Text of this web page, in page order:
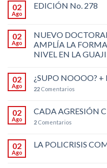
02
Ago
EDICIÓN No. 278
02
Ago
NUEVO
AMPLÍA LA
NIVEL EN LA
02
Ago
¿SUPO NOOOO? +
22 Comentarios
02
Ago
CADA AGRESIÓN
2 Comentarios
02
Ago
LA POLICRISIS